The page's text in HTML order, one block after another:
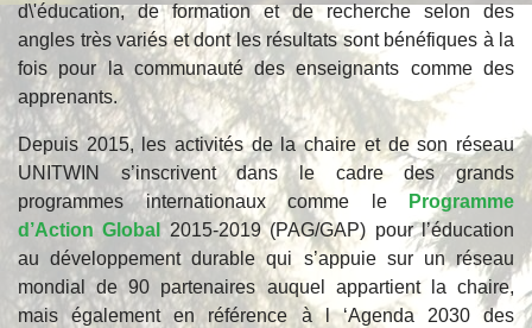
d\'éducation, de formation et de recherche selon des
angles très variés et dont les résultats sont bénéfiques à la
fois pour la communauté des enseignants comme des
apprenants.
Depuis 2015, les activités de la chaire et de son réseau
UNITWIN s’inscrivent dans le cadre des grands
programmes internationaux comme le
Programme
d’Action Global 2015-2019 (PAG/GAP) pour l’éducation
au développement durable qui s’appuie sur un réseau
mondial de 90 partenaires auquel appartient la chaire,
mais également en référence à l ‘Agenda 2030 des